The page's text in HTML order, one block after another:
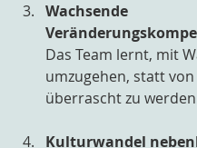
Wachsende
Das Team lernt, mit
umzugehen, statt
überrascht zu
Kulturwandel